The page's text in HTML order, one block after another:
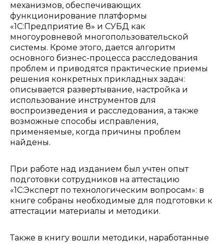
механизмов, обеспечивающих
функционирование платформы
«1С:Предприятие 8» и СУБД как
многоуровневой многопользовательской
системы. Кроме этого, дается алгоритм
основного бизнес-процесса расследования
проблем и приводятся практические приемы
решения конкретных прикладных задач:
описывается развертывание, настройка и
использование инструментов для
воспроизведения и расследования, а также
возможные способы исправления,
применяемые, когда причины проблем
найдены.
При работе над изданием был учтен опыт
подготовки сотрудников на аттестацию
«1С:Эксперт по технологическим вопросам»: в
книге собраны необходимые для подготовки к
аттестации материалы и методики.
Также в книгу вошли методики, наработанные